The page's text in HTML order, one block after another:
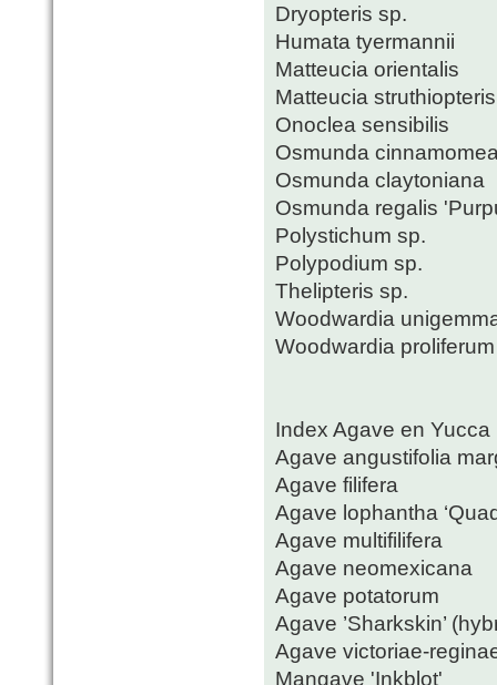
Dryopteris sp.
Humata tyermannii
Matteucia orientalis
Matteucia struthiopteris
Onoclea sensibilis
Osmunda
Osmunda claytoniana
Osmunda regalis
Polystichum sp.
Polypodium sp.
Thelipteris sp.
Woodwardia
Woodwardia
Index Agave en Yucca
Agave angustifolia
Agave filifera
Agave lophantha
Agave multifilifera
Agave neomexicana
Agave potatorum
Agave ’Sharkskin’
Agave victoriae-
Mangave 'Inkblot'